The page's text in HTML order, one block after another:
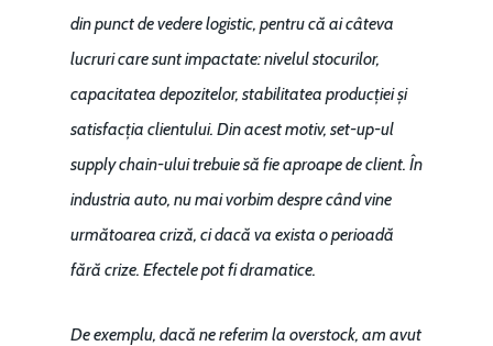
din punct de vedere logistic, pentru că ai câteva
lucruri care sunt impactate: nivelul stocurilor,
capacitatea depozitelor, stabilitatea producției și
satisfacția clientului. Din acest motiv, set-up-ul
supply chain-ului trebuie să fie aproape de client. În
industria auto, nu mai vorbim despre când vine
următoarea criză, ci dacă va exista o perioadă
fără crize. Efectele pot fi dramatice.
De exemplu, dacă ne referim la overstock, am avut